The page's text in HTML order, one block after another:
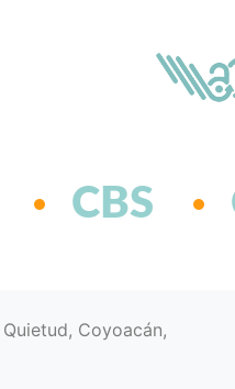
CBS
Coyoacán,